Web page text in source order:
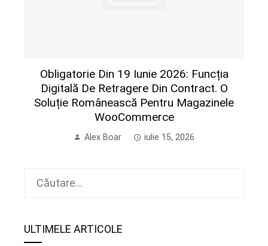
Obligatorie Din 19 Iunie 2026: Funcția
Digitală De Retragere Din Contract. O
Soluție Românească Pentru Magazinele
WooCommerce
Alex Boar iulie 15, 2026
Caută
ULTIMELE ARTICOLE